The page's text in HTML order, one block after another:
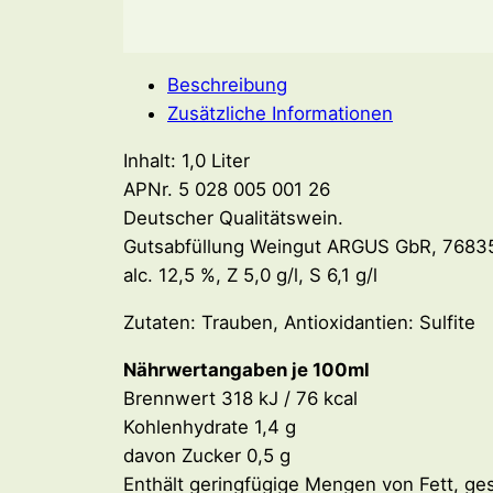
Beschreibung
Zusätzliche Informationen
Inhalt: 1,0 Liter
APNr. 5 028 005 001 26
Deutscher Qualitätswein.
Gutsabfüllung Weingut ARGUS GbR,
alc. 12,5 %, Z 5,0 g/l, S 6,1 g/l
Zutaten: Trauben, Antioxidantien: Sulfite
Nährwertangaben je 100ml
Brennwert 318 kJ / 76 kcal
Kohlenhydrate 1,4 g
davon Zucker 0,5 g
Enthält geringfügige Mengen von Fett,